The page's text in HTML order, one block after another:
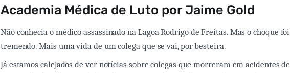
Academia Médica de Luto por Jaime Gold
Não conhecia o médico assassinado na Lagoa Rodrigo de Freitas. Mas o choque foi
tremendo. Mais uma vida de um colega que se vai, por besteira.
Já estamos calejados de ver notícias sobre colegas que morreram em acidentes de